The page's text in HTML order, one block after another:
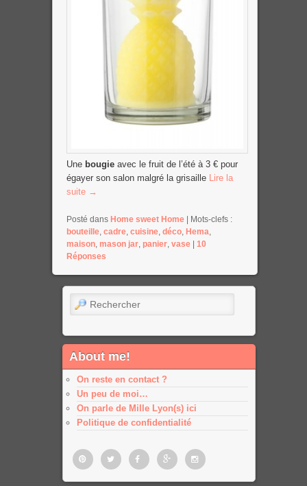
Une bougieavec le fruit de l’été à 3 € pour
égayer son salon malgré la grisaille
Lire la
suite →
Posté dans Home sweet Home
Mots-clefs :
bouteille, cadre, cuisine, déco, Hema,
maison, mason jar, panier, vase
10
Réponses
Rechercher
About me!
On reste en contact ?
Un peu de moi…
On parle de Mille Lyon(s) ici
Politique de confidentialité
PinterestTwitter FacebookGoogleGoogle